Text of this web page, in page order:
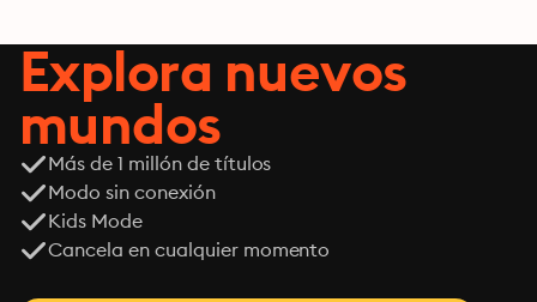
Explora nuevos
mundos
Más de 1 millón de títulos
Modo sin conexión
Kids Mode
Cancela en cualquier momento